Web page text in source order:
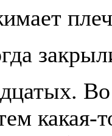
какая-